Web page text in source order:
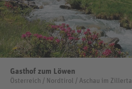
Gasthof zum Löwen
Österreich / Nordtirol / Aschau im Zillertal